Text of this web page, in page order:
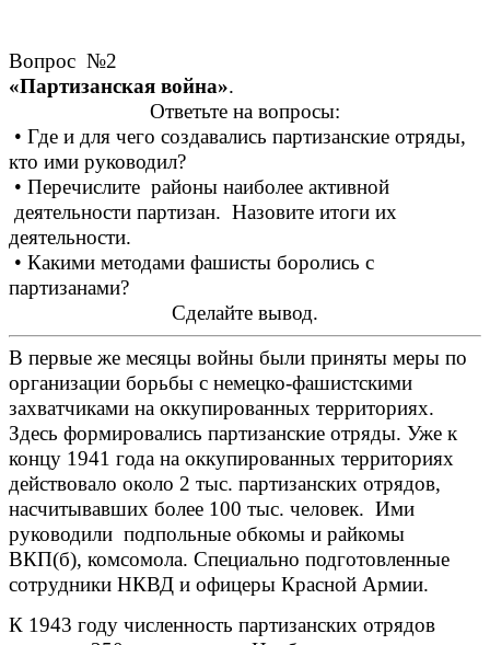
Вопрос №2
«Партизанская война».
Ответьте на вопросы:
• Где и для чего создавались партизанские отряды,
кто ими руководил?
• Перечислите районы наиболее активной
деятельности партизан. Назовите итоги их
деятельности.
• Какими методами фашисты боролись с
партизанами?
Сделайте вывод.
В первые же месяцы войны были приняты меры по
организации борьбы с немецко-фашистскими
захватчиками на оккупированных территориях.
Здесь формировались партизанские отряды. Уже к
концу 1941 года на оккупированных территориях
действовало около 2 тыс. партизанских отрядов,
насчитывавших более 100 тыс. человек. Ими
руководили подпольные обкомы и райкомы
ВКП(б), комсомола. Специально подготовленные
сотрудники НКВД и офицеры Красной Армии.
К 1943 году численность партизанских отрядов